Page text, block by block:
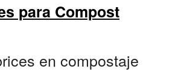
para Compost
en compostaje